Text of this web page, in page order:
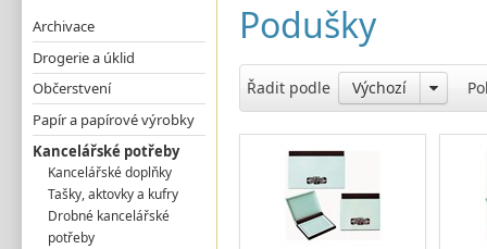
Archivace
Drogerie a úklid
Občerstvení
Papír a papírové výrobky
Kancelářské potřeby
Kancelářské doplňky
Tašky, aktovky a kufry
Drobné kancelářské
potřeby
Podušky
Řadit podle Výchozí